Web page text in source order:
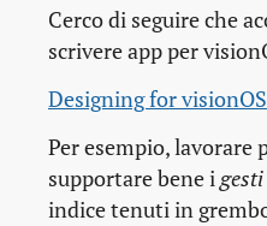
Cerco di seguire che
scrivere app per
Designing for visionOS
Per esempio,
supportare bene i
indice tenuti in